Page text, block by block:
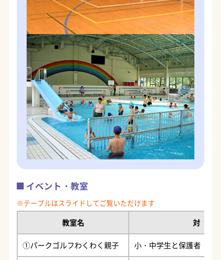
イベント・教室
教室名 対 象
①パークゴルフわくわく親子 小・中学生と保護者（２